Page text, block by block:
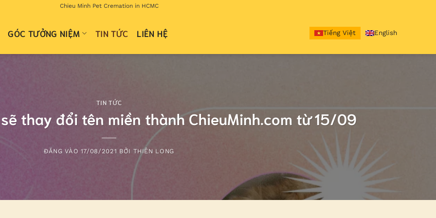
Chieu Minh Pet Cremation in HCMC
GÓC TƯỞNG NIỆM TIN TỨC LIÊN HỆ Tiếng Việt English
TIN TỨC
thay đổi tên miền thành ChieuMinh.com từ 15/09
ĐĂNG VÀO 17/08/2021 BỞI THIÊN LONG